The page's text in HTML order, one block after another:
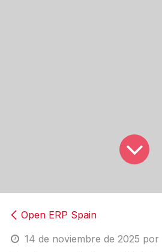
Open ERP Spain
14 de noviembre de 2025 por